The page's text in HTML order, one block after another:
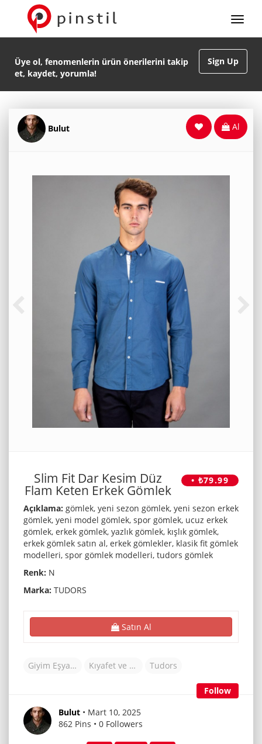
Sign Up
Üye ol, fenomenlerin ürün önerilerini takip
et, kaydet, yorumla!
Bulut Al
• ₺79.99
Slim Fit Dar Kesim Düz
Flam Keten Erkek Gömlek
Açıklama: gömlek, yeni sezon gömlek, yeni sezon erkek
gömlek, yeni model gömlek, spor gömlek, ucuz erkek
gömlek, erkek gömlek, yazlık gömlek, kışlık gömlek,
erkek gömlek satın al, erkek gömlekler, klasik fit gömlek
modelleri, spor gömlek modelleri, tudors gömlek
Renk: N
Marka: TUDORS
Satın Al
Giyim Eşyaları Kıyafet ve Aksesuarlar Tudors
Follow
Bulut • Mart 10, 2025
862 Pins • 0 Followers